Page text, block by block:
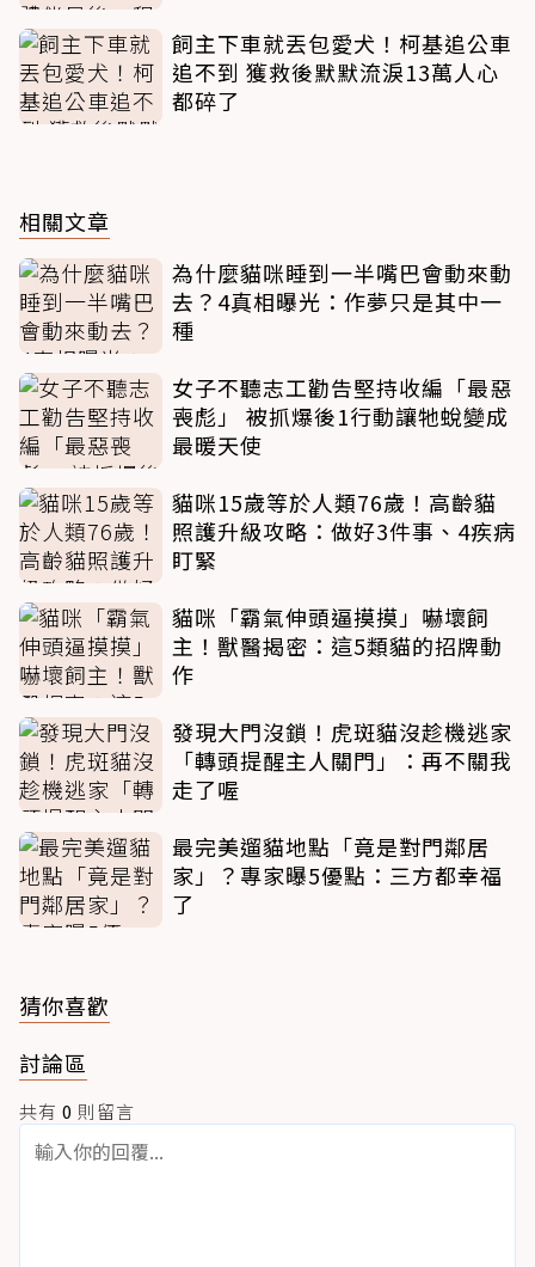
飼主下車就丟包愛犬！柯基追公車
追不到 獲救後默默流淚13萬人心
都碎了
相關文章
為什麼貓咪睡到一半嘴巴會動來動
去？4真相曝光：作夢只是其中一
種
女子不聽志工勸告堅持收編「最惡
喪彪」 被抓爆後1行動讓牠蛻變成
最暖天使
貓咪15歲等於人類76歲！高齡貓
照護升級攻略：做好3件事、4疾病
盯緊
貓咪「霸氣伸頭逼摸摸」嚇壞飼
主！獸醫揭密：這5類貓的招牌動
作
發現大門沒鎖！虎斑貓沒趁機逃家
「轉頭提醒主人關門」：再不關我
走了喔
最完美遛貓地點「竟是對門鄰居
家」？專家曝5優點：三方都幸福
了
猜你喜歡
討論區
共有 0 則留言